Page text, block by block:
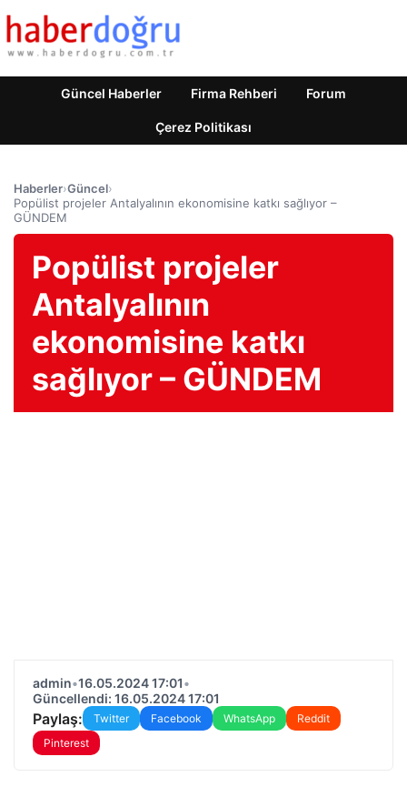
Güncel Haberler Firma Rehberi Forum
Çerez Politikası
Haberler›Güncel›
Popülist projeler Antalyalının ekonomisine katkı sağlıyor –
GÜNDEM
Popülist projeler
Antalyalının
ekonomisine katkı
sağlıyor – GÜNDEM
admin•16.05.2024 17:01•
Güncellendi: 16.05.2024 17:01
Paylaş: Twitter Facebook WhatsApp
Reddit
Pinterest